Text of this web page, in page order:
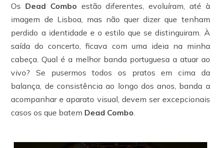
Os Dead Combo estão diferentes, evoluíram, até à
imagem de Lisboa, mas não quer dizer que tenham
perdido a identidade e o estilo que se distinguiram. À
saída do concerto, ficava com uma ideia na minha
cabeça. Qual é a melhor banda portuguesa a atuar ao
vivo? Se pusermos todos os pratos em cima da
balança, de consistência ao longo dos anos, banda a
acompanhar e aparato visual, devem ser excepcionais
casos os que batem Dead Combo.